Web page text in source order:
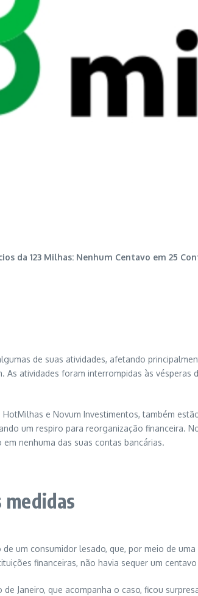
da 123 Milhas: Nenhum Centavo em 25
de suas atividades, afetando
As atividades foram interrompidas às
e Novum Investimentos, também
um respiro para reorganização financeira.
nenhuma das suas contas bancárias.
medidas
um consumidor lesado, que, por meio de
financeiras, não havia sequer um
Janeiro, que acompanha o caso, ficou